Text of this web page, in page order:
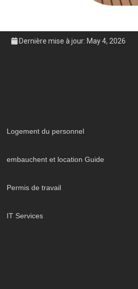
Dernière mise à jour: May 4, 2026
Logement du personnel
embauchent et location Guide
Permis de travail
IT Services